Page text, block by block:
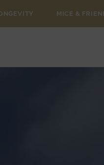
MICE &